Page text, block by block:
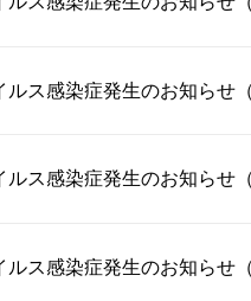
ス感染症発生のお知らせ（
ス感染症発生のお知らせ（
ス感染症発生のお知らせ（